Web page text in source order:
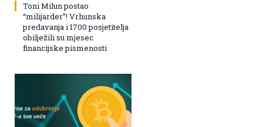
Toni Milun postao
“milijarder”! Vrhunska
predavanja i 1700 posjetitelja
obilježili su mjesec
financijske pismenosti